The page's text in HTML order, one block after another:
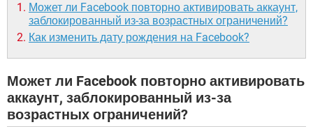
Может ли Facebook повторно активировать аккаунт,
заблокированный из-за возрастных ограничений?
Как изменить дату рождения на Facebook?
Может ли Facebook повторно активировать
аккаунт, заблокированный из-за
возрастных ограничений?